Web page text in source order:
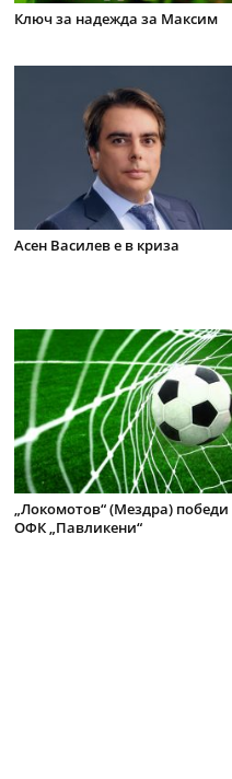
Ключ за надежда за Максим
Асен Василев е в криза
„Локомотов“ (Мездра) победи
ОФК „Павликени“